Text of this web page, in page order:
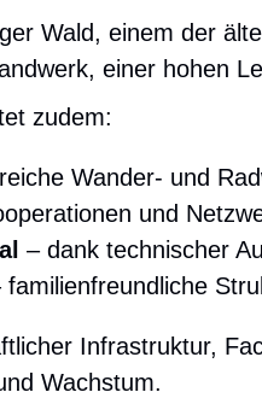
Wald, einem der
einer hohen
zudem:
Wander- und
und
– dank technischer
familienfreundliche
Infrastruktur,
Wachstum.